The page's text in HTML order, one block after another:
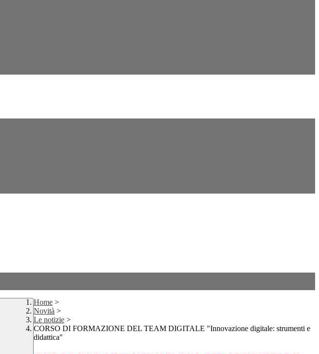
Home >
Novità >
Le notizie >
CORSO DI FORMAZIONE DEL TEAM DIGITALE "Innovazione digitale: strumenti e
didattica"